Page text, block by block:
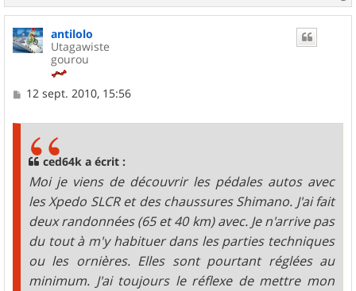
a
antilolo
Utagawiste
gourou
M12 sept. 2010, 15:56
ced64k a écrit :
Moi je viens de découvrir les pédales autos avec
les Xpedo SLCR et des chaussures Shimano. J'ai fait
deux randonnées (65 et 40 km) avec. Je n'arrive pas
du tout à m'y habituer dans les parties techniques
ou les ornières. Elles sont pourtant réglées au
minimum. J'ai toujours le réflexe de mettre mon